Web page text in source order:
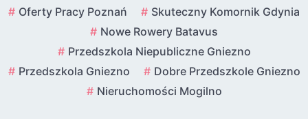
SkipOferty Pracy Poznań
Skuteczny Komornik Gdynia
Nowe Rowery Batavus
Przedszkola Niepubliczne Gniezno
Przedszkola Gniezno
Dobre Przedszkole Gniezno
Nieruchomości Mogilno